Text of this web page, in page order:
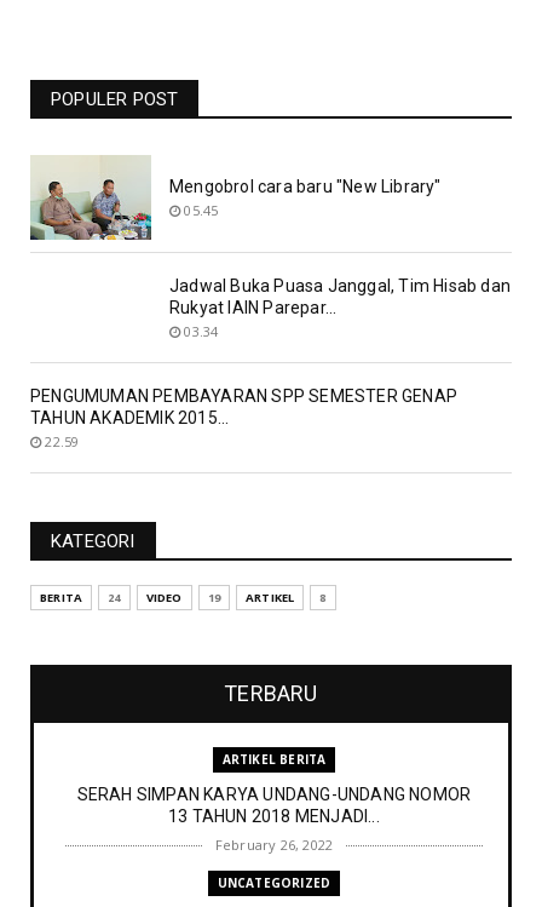
POPULER POST
Bolasport.com
Mengobrol cara baru "New Library"
05.45
Jadwal Buka Puasa Janggal, Tim Hisab dan
Rukyat IAIN Parepar...
03.34
PENGUMUMAN PEMBAYARAN SPP SEMESTER GENAP
TAHUN AKADEMIK 2015...
22.59
KATEGORI
BERITA 24 VIDEO 19 ARTIKEL 8
TERBARU
ARTIKEL BERITA
SERAH SIMPAN KARYA UNDANG-UNDANG NOMOR
13 TAHUN 2018 MENJADI...
February 26, 2022
UNCATEGORIZED